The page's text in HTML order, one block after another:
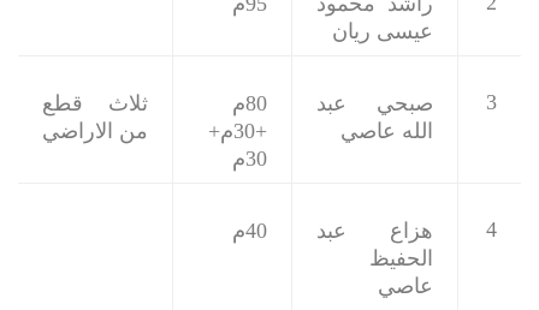
عيسى ريان
3
صبحي عبد
الله عاصي
80م
+30م+
30م
ثلاث قطع
من الاراضي
4
هزاع عبد
الحفيظ
عاصي
40م